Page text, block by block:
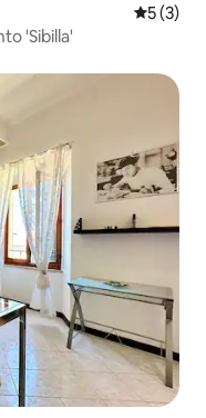
5 de
5 (3)
'Sibilla'